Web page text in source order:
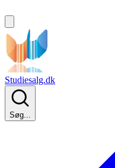
Studiesalg.dk
Søg...